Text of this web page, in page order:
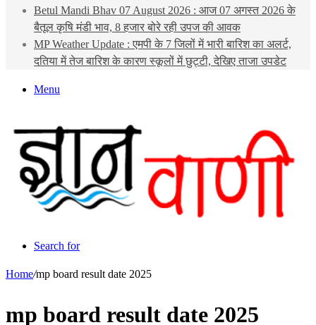
Betul Mandi Bhav 07 August 2026 : आज 07 अगस्त 2026 के
बैतूल कृषि मंडी भाव, 8 हजार बोरे रही उपज की आवक
MP Weather Update : एमपी के 7 जिलों में भारी बारिश का अलर्ट,
दतिया में तेज बारिश के कारण स्कूलों में छुट्टी, देखिए ताजा उपडेट
Menu
Search for
Home/mp board result date 2025
mp board result date 2025